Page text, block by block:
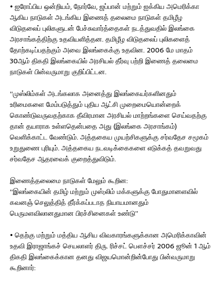
• ஐரோப்பிய ஒன்றியம், நோர்வே, ஜப்பான் மற்றும் ஐக்கிய அமெரிக்கா
ஆகிய நாடுகள் அடங்கிய இணைத் தலைமை நாடுகள் தமிழீழ
விடுதலைப் புலிகளுடன் பேச்சுவார்த்தைகள் நடத்துவதில் இலங்கை
அரசாங்கத்திற்கு உதவியளித்தன. தமிழீழ விடுதலைப் புலிகளைத்
தோற்கடிப்பதற்கும் அவை இலங்கைக்கு உதவின. 2006 மே மாதம்
30ஆம் திகதி இலங்கையில் அரசியல் தீர்வு பற்றி இணைத் தலைமை
நாடுகள் பின்வருமாறு குறிப்பிட்டன.
“முஸ்லிம்கள் அடங்கலாக அனைத்து இலங்கையர்களினதும்
உரிமைகளை மேம்படுத்தும் புதிய ஆட்சி முறைமையொன்றைக்
கொண்டுவருவதற்காக தீவிரமான அரசியல் மாற்றங்களை செய்வதற்கு
தான் தயாராக உள்ளதென்பதை அது (இலங்கை அரசாங்கம்)
வெளிக்காட்ட வேண்டும். அத்தகைய முயற்சிகளுக்கு சர்வதேச சமூகம்
உறுதுணை புரியும். அத்தகைய நடவடிக்கைகளை எடுக்கத் தவறுவது
சர்வதேச ஆதரவைக் குறைத்துவிடும்.
இணைத்தலைமை நாடுகள் மேலும் கூறின:
“இலங்கையின் தமிழ் மற்றும் முஸ்;லிம் மக்களுக்கு போதுமானளவில்
கவனஞ் செலுத்தித் தீர்க்கப்படாத நியாயமானதும்
பெருமளவிலானதுமான பிரச்சினைகள் உண்டு”
• தெற்கு மற்றும் மத்திய ஆசிய விவகாரங்களுக்கான அமெரிக்காவின்
உதவி இராஜாங்கச் செயலாளர் திரு. ரிச்சட் பௌச்சர் 2006 ஜூன் 1 ஆம்
திகதி இலங்கைக்கான தனது விஜயமொன்றின்போது பின்வருமாறு
கூறினார்: